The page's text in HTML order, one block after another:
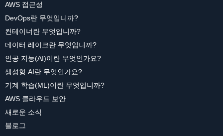
AWS 접근성
DevOps란 무엇입니까?
컨테이너란 무엇입니까?
데이터 레이크란 무엇입니까?
인공 지능(AI)이란 무엇인가요?
생성형 AI란 무엇인가요?
기계 학습(ML)이란 무엇입니까?
AWS 클라우드 보안
새로운 소식
블로그